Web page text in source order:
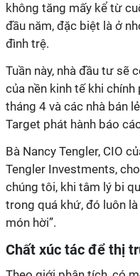
không tăng mấy kể từ
đầu năm, đặc biệt là ở
đình trệ.
Tuần này, nhà đầu tư sẽ
của nền kinh tế khi
tháng 4 và các nhà bán
Target phát hành báo
Bà Nancy Tengler, CIO
Tengler Investments,
chúng tôi, khi tâm lý bi
trong quá khứ, đó luôn
món hời”.
Chất xúc tác để thị